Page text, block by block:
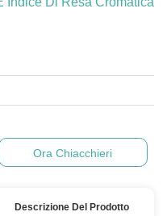
Ora Chiacchieri
Descrizione Del Prodotto